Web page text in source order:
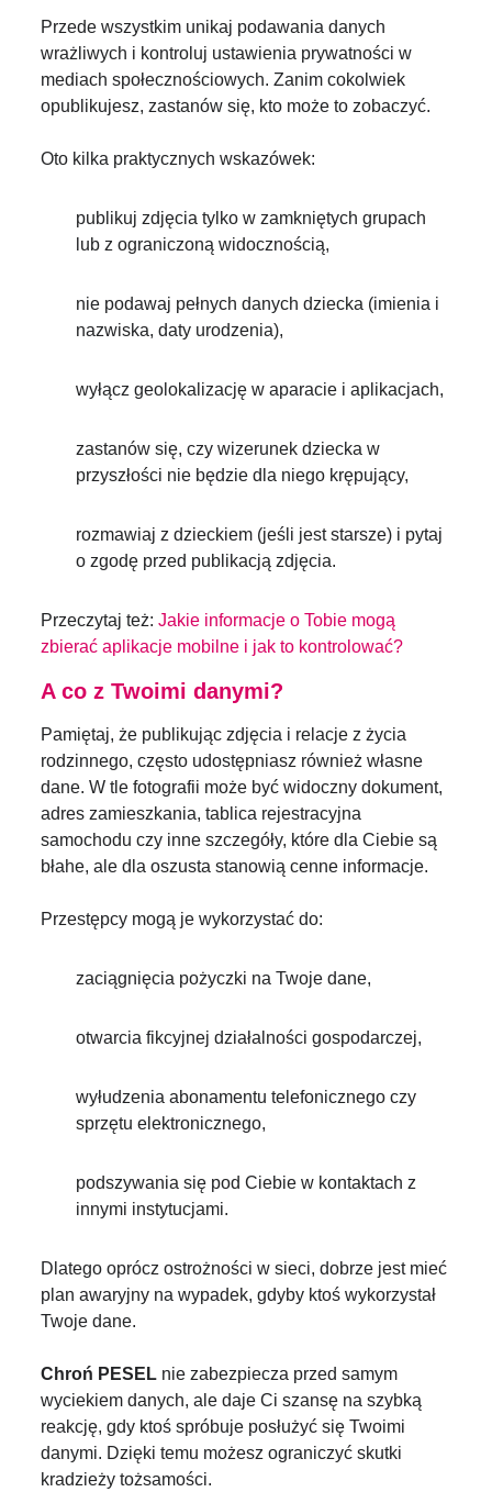
Przede wszystkim unikaj podawania danych
wrażliwych i kontroluj ustawienia prywatności w
mediach społecznościowych. Zanim cokolwiek
opublikujesz, zastanów się, kto może to zobaczyć.
Oto kilka praktycznych wskazówek:
publikuj zdjęcia tylko w zamkniętych grupach
lub z ograniczoną widocznością,
nie podawaj pełnych danych dziecka (imienia i
nazwiska, daty urodzenia),
wyłącz geolokalizację w aparacie i aplikacjach,
zastanów się, czy wizerunek dziecka w
przyszłości nie będzie dla niego krępujący,
rozmawiaj z dzieckiem (jeśli jest starsze) i pytaj
o zgodę przed publikacją zdjęcia.
Przeczytaj też:Jakie informacje o Tobie mogą
zbierać aplikacje mobilne i jak to kontrolować?
A co z Twoimi danymi?
Pamiętaj, że publikując zdjęcia i relacje z życia
rodzinnego, często udostępniasz również własne
dane. W tle fotografii może być widoczny dokument,
adres zamieszkania, tablica rejestracyjna
samochodu czy inne szczegóły, które dla Ciebie są
błahe, ale dla oszusta stanowią cenne informacje.
Przestępcy mogą je wykorzystać do:
zaciągnięcia pożyczki na Twoje dane,
otwarcia fikcyjnej działalności gospodarczej,
wyłudzenia abonamentu telefonicznego czy
sprzętu elektronicznego,
podszywania się pod Ciebie w kontaktach z
innymi instytucjami.
Dlatego oprócz ostrożności w sieci, dobrze jest mieć
plan awaryjny na wypadek, gdyby ktoś wykorzystał
Twoje dane.
Chroń PESEL nie zabezpiecza przed samym
wyciekiem danych, ale daje Ci szansę na szybką
reakcję, gdy ktoś spróbuje posłużyć się Twoimi
danymi. Dzięki temu możesz ograniczyć skutki
kradzieży tożsamości.